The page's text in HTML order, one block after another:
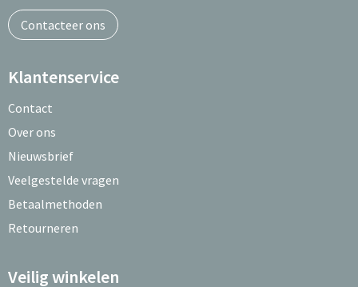
Contacteer ons
Klantenservice
Contact
Over ons
Nieuwsbrief
Veelgestelde vragen
Betaalmethoden
Retourneren
Veilig winkelen